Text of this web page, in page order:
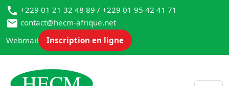
+229 01 21 32 48 89 / +229 01 95 42 41 71
contact@hecm-afrique.net
Webmail
Inscription en ligne